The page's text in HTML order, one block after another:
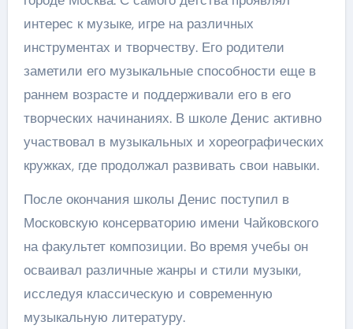
интерес к музыке, игре на различных
инструментах и творчеству. Его родители
заметили его музыкальные способности еще в
раннем возрасте и поддерживали его в его
творческих начинаниях. В школе Денис активно
участвовал в музыкальных и хореографических
кружках, где продолжал развивать свои навыки.
После окончания школы Денис поступил в
Московскую консерваторию имени Чайковского
на факультет композиции. Во время учебы он
осваивал различные жанры и стили музыки,
исследуя классическую и современную
музыкальную литературу.